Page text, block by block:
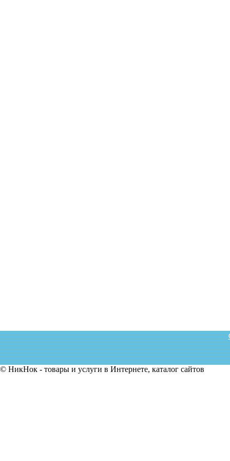
© НикНок - товары и услуги в Интернете, каталог сайтов